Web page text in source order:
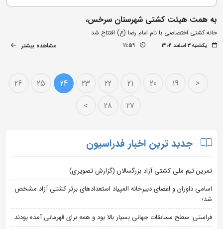
به همت هیئت کشتی شهرستان سرخس،
خانه کشتی اختصاصی با نام امام رضا (ع) افتتاح شد
یکشنبه ۳ اسفند ۱۴۰۴ 11:59 مشاهده بیشتر
<
19
20
21
22
23
24
25
26
27
28
>
جدید ترین اخبار فدراسیون
تمرین تیم ملی کشتی آزاد بزرگسالان (گزارش تصویری)
اسامی داوران و اعضای دبیرخانه المپیاد استعدادهای برتر کشتی آزاد مشخص
شد؛
فراستی: سطح مسابقات جهانی بسیار بالا بود و همه برای قهرمانی آمده بودند